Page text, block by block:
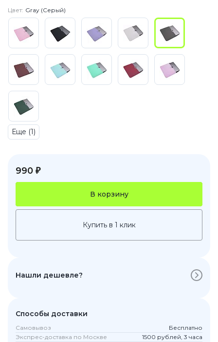
Цвет: Gray (Серый)
Еще (1)
990 ₽
В корзину
Купить в 1 клик
Нашли дешевле?
Способы доставки
Самовывоз
Бесплатно
Экспрес-доставка по Москве
1500 рублей, 3 часа